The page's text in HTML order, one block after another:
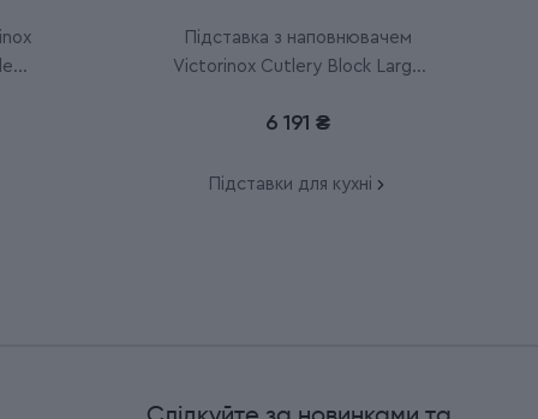
Підставка з наповнювачем
Victorinox Cutlery Block Large
6 191 ₴
Підставки для кухні